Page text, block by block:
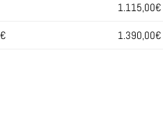
1.115,00€
1.390,00€